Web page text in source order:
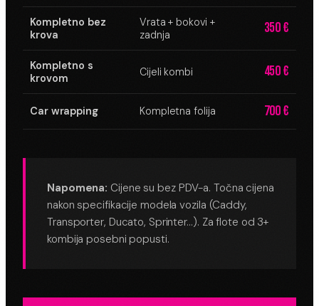
Kompletno bez
krova
Vrata + bokovi +
zadnja
350 €
Kompletno s
krovom
Cijeli kombi 450 €
Car wrapping Kompletna folija 700 €
Napomena: Cijene su bez PDV-a. Točna cijena
nakon specifikacije modela vozila (Caddy,
Transporter, Ducato, Sprinter…). Za flote od 3+
kombija posebni popusti.